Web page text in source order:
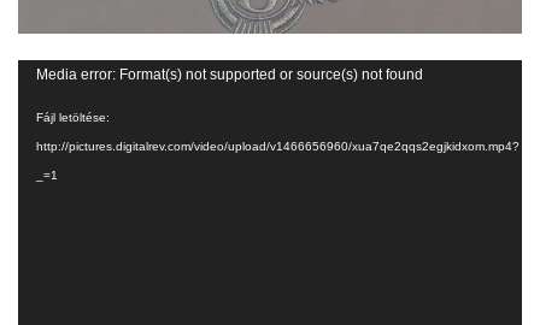
Videólejátszó
Media error: Format(s) not supported or source(s) not found
Fájl letöltése:
http://pictures.digitalrev.com/video/upload/v1466656960/xua7qe2qqs2egjkidxom.mp4?
_=1